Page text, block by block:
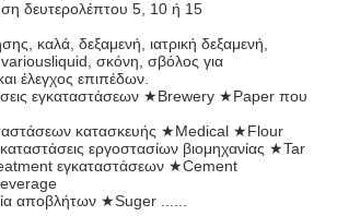
δευτερολέπτου 5, 10 ή 15
καλά, δεξαμενή, ιατρική δεξαμενή,
variousliquid, σκόνη, σβόλος για
έλεγχος επιπέδων.
εγκαταστάσεων ★Brewery ★Paper που
κατασκευής ★Medical ★Flour
εργοστασίων βιομηχανίας ★Tar
εγκαταστάσεων ★Cement
αποβλήτων ★Suger ......